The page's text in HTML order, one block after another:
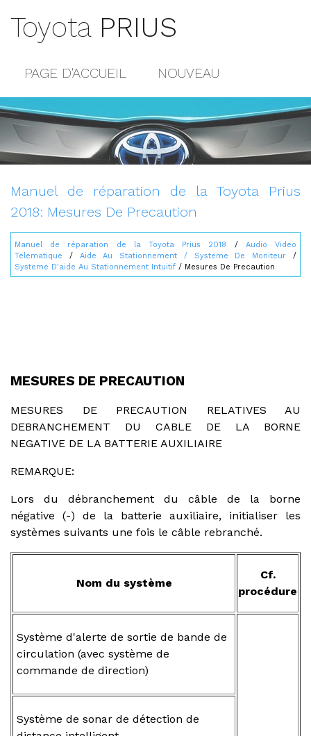
Toyota PRIUS
PAGE D'ACCUEIL NOUVEAU
POPULAIRE
CONTACTS
Manuel de réparation de la Toyota Prius
2018: Mesures De Precaution
Manuel de réparation de la Toyota Prius 2018 / Audio Video
Telematique / Aide Au Stationnement / Systeme De Moniteur /
Systeme D'aide Au Stationnement Intuitif / Mesures De Precaution
MESURES DE PRECAUTION
MESURES DE PRECAUTION RELATIVES AU
DEBRANCHEMENT DU CABLE DE LA BORNE
NEGATIVE DE LA BATTERIE AUXILIAIRE
REMARQUE:
Lors du débranchement du câble de la borne
négative (-) de la batterie auxiliaire, initialiser les
systèmes suivants une fois le câble rebranché.
Nom du système
Cf.
procédure
Système d'alerte de sortie de bande de
circulation (avec système de
commande de direction)
Système de sonar de détection de